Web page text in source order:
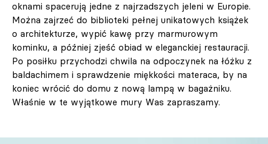
oknami spacerują jedne z najrzadszych jeleni w Europie.
Można zajrzeć do biblioteki pełnej unikatowych książek
o architekturze, wypić kawę przy marmurowym
kominku, a później zjeść obiad w eleganckiej restauracji.
Po posiłku przychodzi chwila na odpoczynek na łóżku z
baldachimem i sprawdzenie miękkości materaca, by na
koniec wrócić do domu z nową lampą w bagażniku.
Właśnie w te wyjątkowe mury Was zapraszamy.